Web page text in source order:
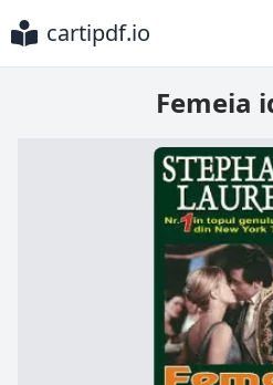
cartipdf.io
Femeia